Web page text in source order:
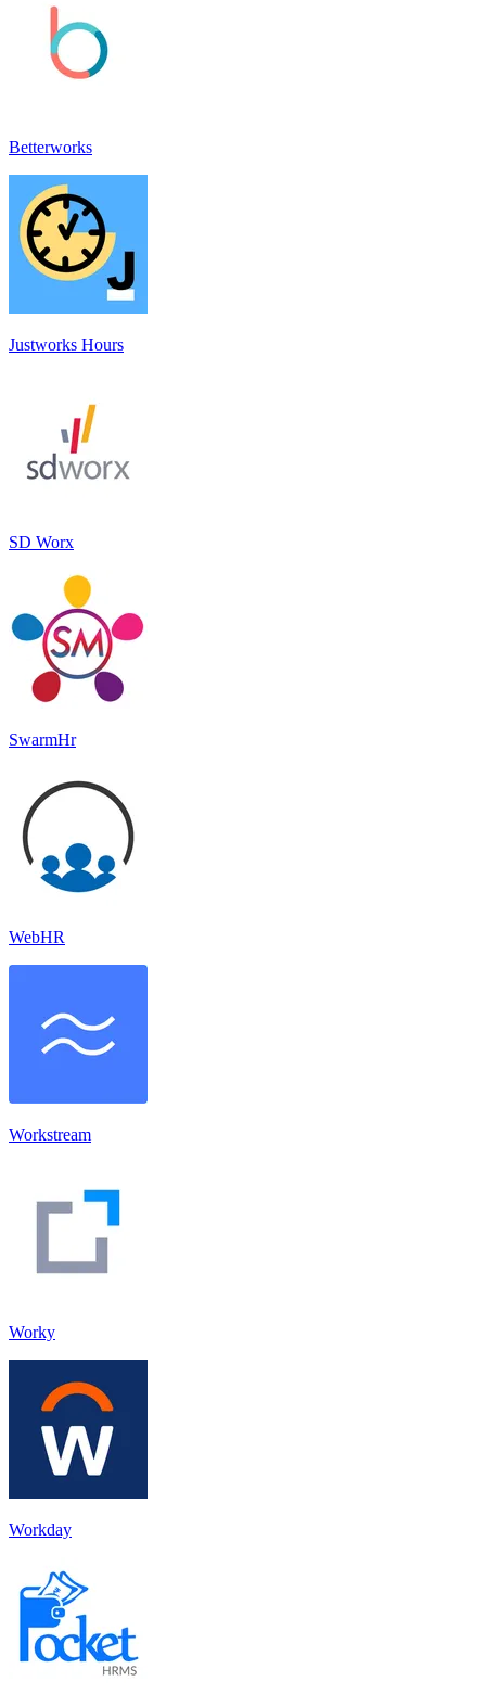
Betterworks
Justworks Hours
SD Worx
SwarmHr
WebHR
Workstream
Worky
Workday